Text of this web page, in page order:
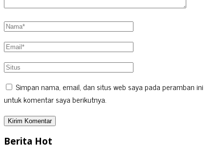
Simpan nama, email, dan situs web saya pada peramban ini
untuk komentar saya berikutnya.
Berita Hot